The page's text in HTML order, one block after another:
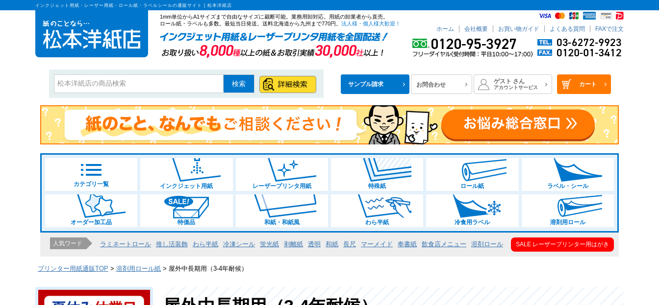
インクジェット用紙・レーザー用紙・ロール紙・ラベルシールの通販サイト | 松本洋紙店
1mm単位からA1サイズまで自由なサイズに裁断可能。業務用卸対応。用紙の卸業者から直売。
ロール紙・ラベルも多数。最短当日発送。送料北海道から九州まで770円。 法人様・個人様大歓迎！
ホーム 会社概要 お買い物ガイド よくある質問 FAXで注文
サンプル請求 お問合わせ ゲスト さん
アカウントサービス カート
検索
カテゴリ一覧 インクジェット用紙 レーザープリンタ用紙 特殊紙 ロール紙 ラベル・シール
オーダー加工品 特価品 和紙・和紙風 わら半紙 冷食用ラベル 溶剤用ロール
人気ワード ラミネートロール 推し活装飾 わら半紙 冷凍シール 蛍光紙 剥離紙 透明 和紙 長尺 マーメイド 奉書紙 飲食店メニュー 溶剤ロール SALE レーザープリンター用はがき
プリンター用紙通販TOP 溶剤用ロール紙 屋外中長期用（3-4年耐候）